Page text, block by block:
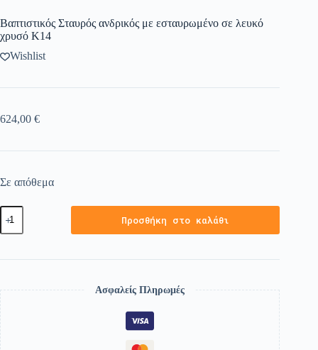
Βαπτιστικός Σταυρός ανδρικός με εσταυρωμένο σε λευκό
χρυσό K14
Wishlist
624,00 €
Σε απόθεμα
Προσθήκη στο καλάθι
Ασφαλείς Πληρωμές